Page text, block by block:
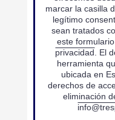
marcar la casilla
legítimo
sean tratados
este
privacidad. El
herramienta
ubicada en
derechos de
eliminación